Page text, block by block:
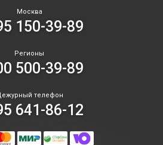
Москва
150-39-89
Регионы
500-39-89
телефон
641-86-12